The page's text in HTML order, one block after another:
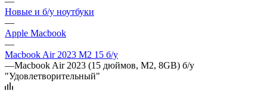
Новые и б/у ноутбуки
—
Apple Macbook
—
Macbook Air 2023 M2 15 б/у
—Macbook Air 2023 (15 дюймов, M2, 8GB) б/у
"Удовлетворительный"